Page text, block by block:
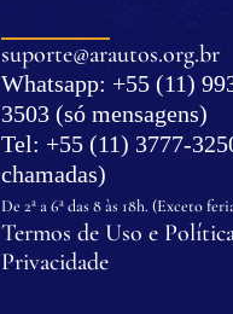
suporte@arautos.org.br
Whatsapp: +55 (11)
3503 (só mensagens)
Tel: +55 (11) 3777-
chamadas)
De 2ª a 6ª das 8 às 18h. (Exceto
Termos de Uso e
Privacidade